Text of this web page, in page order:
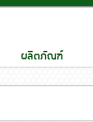
ผลิตภัณฑ์